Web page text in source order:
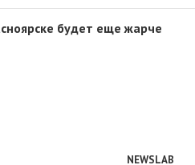
будет еще жарче
NEWSLAB